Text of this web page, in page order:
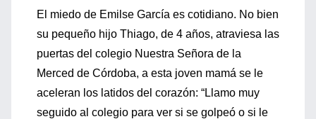
El miedo de Emilse García es cotidiano. No bien
su pequeño hijo Thiago, de 4 años, atraviesa las
puertas del colegio Nuestra Señora de la
Merced de Córdoba, a esta joven mamá se le
aceleran los latidos del corazón: “Llamo muy
seguido al colegio para ver si se golpeó o si le